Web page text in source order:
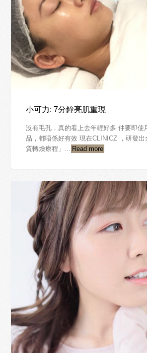
小可力: 7分鐘亮肌重現
沒有毛孔，真的看上去年輕好多 仲要即使
品，都唔係好有效 現在CLINICZ ，研發出
質轉煥療程」… Read more